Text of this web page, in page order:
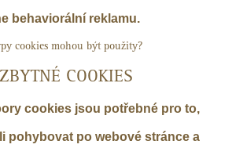
behaviorální reklamu.
cookies mohou být použity?
COOKIES
cookies jsou potřebné pro to,
pohybovat po webové stránce a